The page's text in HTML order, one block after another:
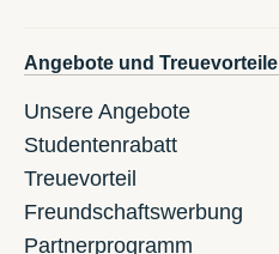
Angebote und Treuevorteile
Unsere Angebote
Studentenrabatt
Treuevorteil
Freundschaftswerbung
Partnerprogramm